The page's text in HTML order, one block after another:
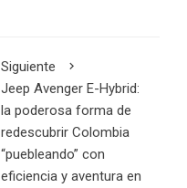
Siguiente
Jeep Avenger E-Hybrid:
la poderosa forma de
redescubrir Colombia
“puebleando” con
eficiencia y aventura en